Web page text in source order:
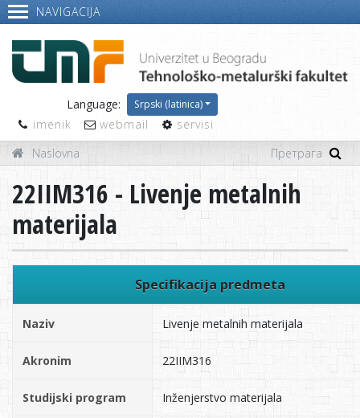
NAVIGACIJA
Language: Srpski (latinica)
imenik webmail
servisi
Naslovna
22IIM316 - Livenje metalnih
materijala
Specifikacija predmeta
Naziv Livenje metalnih materijala
Akronim 22IIM316
Studijski program Inženjerstvo materijala